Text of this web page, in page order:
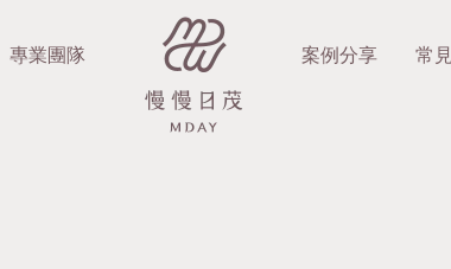
專業團隊 案例分享 常